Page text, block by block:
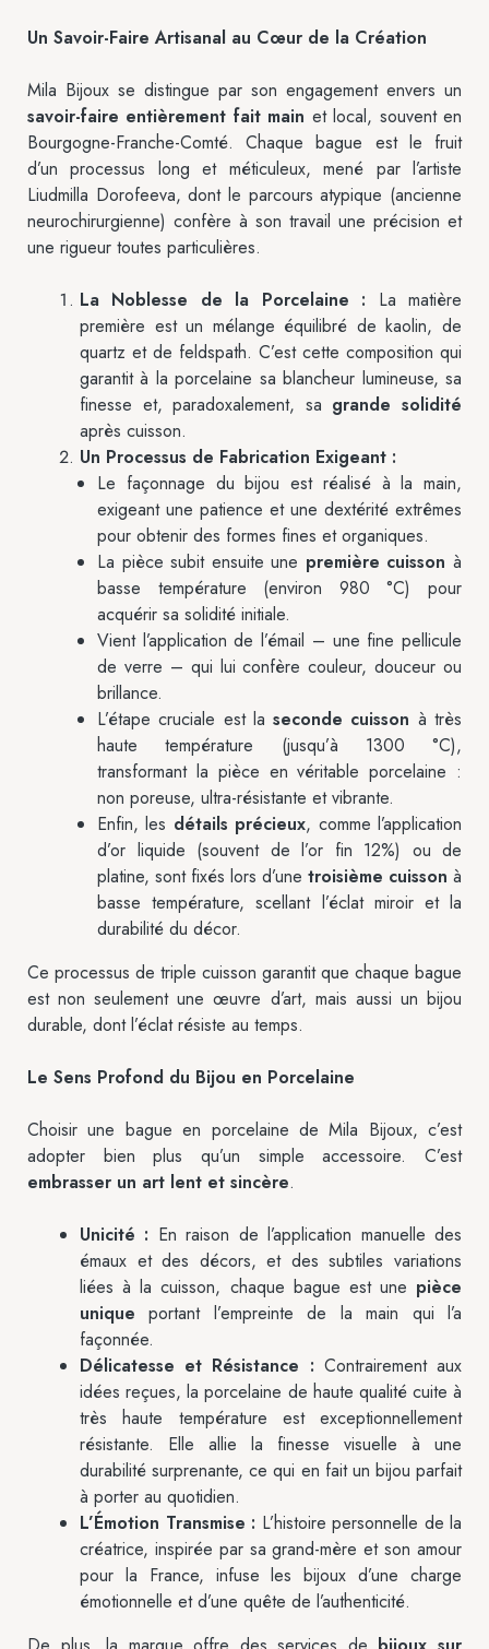
Un Savoir-Faire Artisanal au Cœur de la Création
Mila Bijoux se distingue par son engagement envers un
savoir-faire entièrement fait main et local, souvent en
Bourgogne-Franche-Comté. Chaque bague est le fruit
d’un processus long et méticuleux, mené par l’artiste
Liudmilla Dorofeeva, dont le parcours atypique (ancienne
neurochirurgienne) confère à son travail une précision et
une rigueur toutes particulières.
La Noblesse de la Porcelaine : La matière
première est un mélange équilibré de kaolin, de
quartz et de feldspath. C’est cette composition qui
garantit à la porcelaine sa blancheur lumineuse, sa
finesse et, paradoxalement, sa grande solidité
après cuisson.
Un Processus de Fabrication Exigeant :
Le façonnage du bijou est réalisé à la main,
exigeant une patience et une dextérité extrêmes
pour obtenir des formes fines et organiques.
La pièce subit ensuite une première cuisson à
basse température (environ 980 °C) pour
acquérir sa solidité initiale.
Vient l’application de l’émail – une fine pellicule
de verre – qui lui confère couleur, douceur ou
brillance.
L’étape cruciale est laseconde cuisson à très
haute température (jusqu’à 1300 °C),
transformant la pièce en véritable porcelaine :
non poreuse, ultra-résistante et vibrante.
Enfin, les détails précieux, comme l’application
d’or liquide (souvent de l’or fin 12%) ou de
platine, sont fixés lors d’une troisième cuisson à
basse température, scellant l’éclat miroir et la
durabilité du décor.
Ce processus de triple cuisson garantit que chaque bague
est non seulement une œuvre d’art, mais aussi un bijou
durable, dont l’éclat résiste au temps.
Le Sens Profond du Bijou en Porcelaine
Choisir une bague en porcelaine de Mila Bijoux, c’est
adopter bien plus qu’un simple accessoire. C’est
embrasser un art lent et sincère.
Unicité : En raison de l’application manuelle des
émaux et des décors, et des subtiles variations
liées à la cuisson, chaque bague est une pièce
unique portant l’empreinte de la main qui l’a
façonnée.
Délicatesse et Résistance : Contrairement aux
idées reçues, la porcelaine de haute qualité cuite à
très haute température est exceptionnellement
résistante. Elle allie la finesse visuelle à une
durabilité surprenante, ce qui en fait un bijou parfait
à porter au quotidien.
L’Émotion Transmise : L’histoire personnelle de la
créatrice, inspirée par sa grand-mère et son amour
pour la France, infuse les bijoux d’une charge
émotionnelle et d’une quête de l’authenticité.